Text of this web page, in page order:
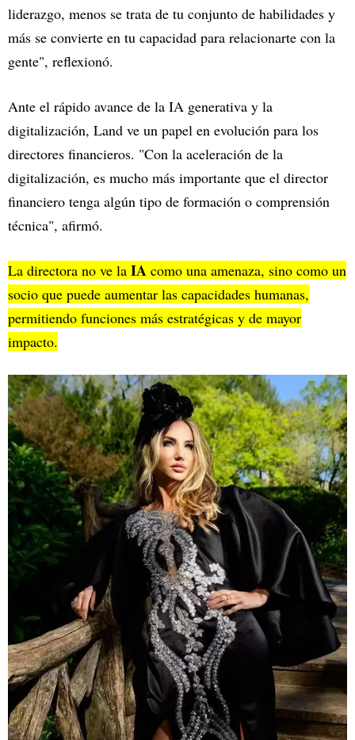
liderazgo, menos se trata de tu conjunto de habilidades y
más se convierte en tu capacidad para relacionarte con la
gente", reflexionó.
Ante el rápido avance de la IA generativa y la
digitalización, Land ve un papel en evolución para los
directores financieros. "Con la aceleración de la
digitalización, es mucho más importante que el director
financiero tenga algún tipo de formación o comprensión
técnica", afirmó.
La directora no ve la IA como una amenaza, sino como un
socio que puede aumentar las capacidades humanas,
permitiendo funciones más estratégicas y de mayor
impacto.